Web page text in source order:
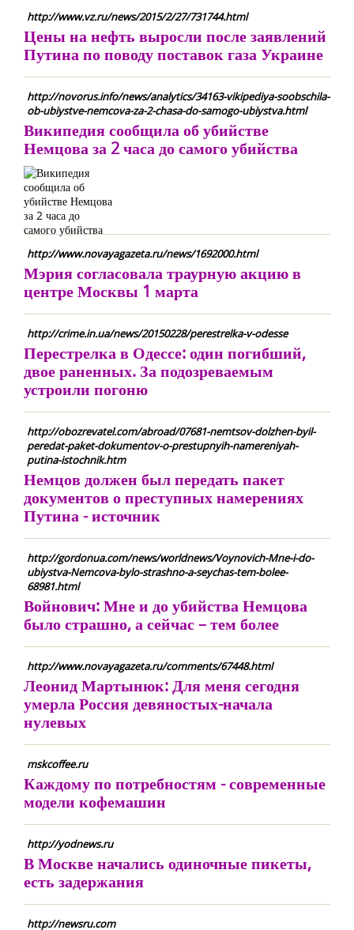
http://www.vz.ru/news/2015/2/27/731744.html
Цены на нефть выросли после заявлений
Путина по поводу поставок газа Украине
http://novorus.info/news/analytics/34163-vikipediya-soobschila-
ob-ubiystve-nemcova-za-2-chasa-do-samogo-ubiystva.html
Википедия сообщила об убийстве
Немцова за 2 часа до самого убийства
http://www.novayagazeta.ru/news/1692000.html
Мэрия согласовала траурную акцию в
центре Москвы 1 марта
http://crime.in.ua/news/20150228/perestrelka-v-odesse
Перестрелка в Одессе: один погибший,
двое раненных. За подозреваемым
устроили погоню
http://obozrevatel.com/abroad/07681-nemtsov-dolzhen-byil-
peredat-paket-dokumentov-o-prestupnyih-namereniyah-
putina-istochnik.htm
Немцов должен был передать пакет
документов о преступных намерениях
Путина - источник
http://gordonua.com/news/worldnews/Voynovich-Mne-i-do-
ubiystva-Nemcova-bylo-strashno-a-seychas-tem-bolee-
68981.html
Войнович: Мне и до убийства Немцова
было страшно, а сейчас – тем более
http://www.novayagazeta.ru/comments/67448.html
Леонид Мартынюк: Для меня сегодня
умерла Россия девяностых-начала
нулевых
mskcoffee.ru
Каждому по потребностям - современные
модели кофемашин
http://yodnews.ru
В Москве начались одиночные пикеты,
есть задержания
http://newsru.com